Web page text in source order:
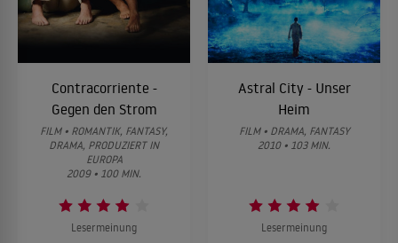
Contracorriente -
Gegen den Strom
FILM • ROMANTIK, FANTASY,
DRAMA, PRODUZIERT IN
EUROPA
2009 • 100 MIN.
Lesermeinung
Astral City - Unser
Heim
FILM • DRAMA, FANTASY
2010 • 103 MIN.
Lesermeinung